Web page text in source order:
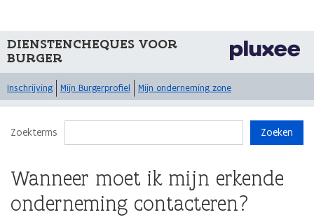
DIENSTENCHEQUES VOOR
BURGER
Inschrijving Mijn Burgerprofiel Mijn onderneming zone
Zoekterms Zoeken
Wanneer moet ik mijn erkende
onderneming contacteren?